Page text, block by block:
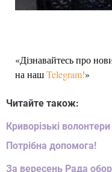
«Дізнавайтесь про
на нашTelegram!»
Читайте також:
Криворізькі
Потрібна допомога!
За вересень Рада